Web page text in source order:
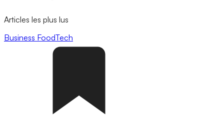
Articles les plus lus
Business FoodTech